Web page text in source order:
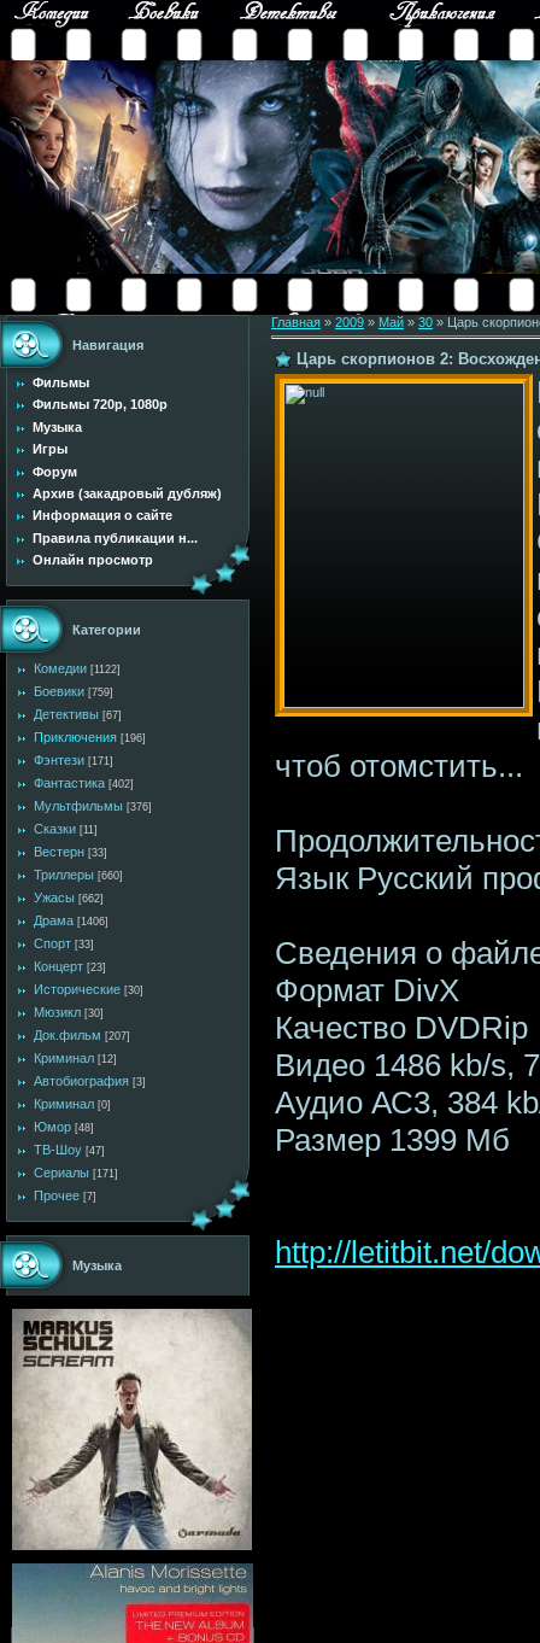
Навигация
Фильмы
Фильмы 720p, 1080p
Музыка
Игры
Форум
Архив (закадровый дубляж)
Информация о сайте
Правила публикации н...
Онлайн просмотр
Категории
Комедии [1122]
Боевики [759]
Детективы [67]
Приключения [196]
Фэнтези [171]
Фантастика [402]
Мультфильмы [376]
Сказки [11]
Вестерн [33]
Триллеры [660]
Ужасы [662]
Драма [1406]
Спорт [33]
Концерт [23]
Исторические [30]
Мюзикл [30]
Док.фильм [207]
Криминал [12]
Автобиография [3]
Криминал [0]
Юмор [48]
ТВ-Шоу [47]
Сериалы [171]
Прочее [7]
Музыка
Главная » 2009 » Май » 30 » Царь
Царь скорпионов 2:
чтоб отомстить...
Язык Русский
Сведения о
Формат DivX
Качество DVDRip
Видео 1486 kb/s,
Аудио АС3, 384
Размер 1399 Мб
http://letitbit.net/